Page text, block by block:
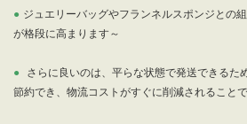
● ジュエリーバッグやフランネルスポンジとの
が格段に高まります～
● さらに良いのは、平らな状態で発送できるた
節約でき、物流コストがすぐに削減されること